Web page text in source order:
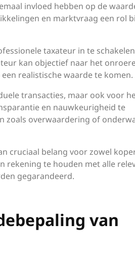
invloed hebben op de
en marktvraag een rol
taxateur in te
kan objectief naar het
realistische waarde te komen.
transacties, maar ook voor
en nauwkeurigheid te
zoals overwaardering of
cruciaal belang voor zowel
rekening te houden met alle
gegarandeerd.
van